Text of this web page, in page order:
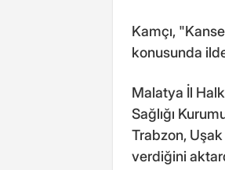
Kamçı,
konusunda
Malatya İl Halk
Sağlığı
Trabzon,
verdiğini